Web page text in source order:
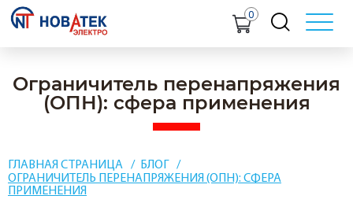
0
Ограничитель перенапряжения
(ОПН): сфера применения
ГЛАВНАЯ СТРАНИЦА
БЛОГ
ОГРАНИЧИТЕЛЬ ПЕРЕНАПРЯЖЕНИЯ (ОПН): СФЕРА
ПРИМЕНЕНИЯ